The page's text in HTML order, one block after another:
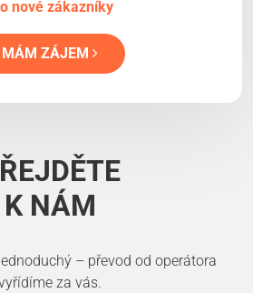
nové zákazníky
MÁM ZÁJEM
K NÁM
– převod od operátora
za vás.